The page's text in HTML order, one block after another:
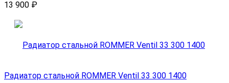
13 900 ₽
Радиатор стальной ROMMER Ventil 33 300 1400